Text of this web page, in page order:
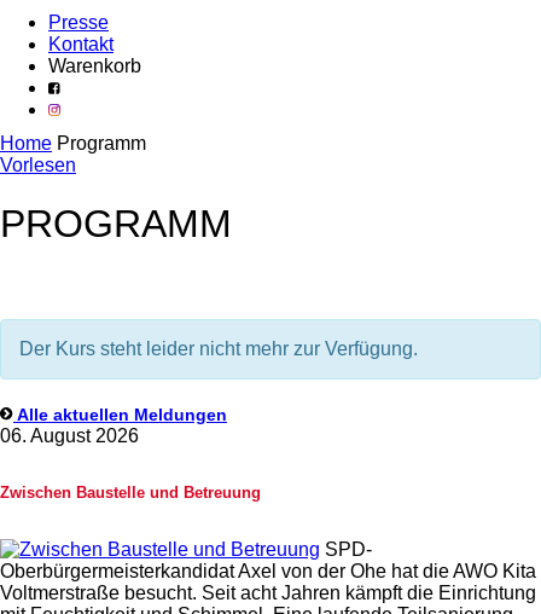
Presse
Kontakt
Warenkorb
Home Programm
Vorlesen
PROGRAMM
Der Kurs steht leider nicht mehr zur Verfügung.
Alle aktuellen Meldungen
06. August 2026
Zwischen Baustelle und Betreuung
SPD-
Oberbürgermeisterkandidat Axel von der Ohe hat die AWO Kita
Voltmerstraße besucht. Seit acht Jahren kämpft die Einrichtung